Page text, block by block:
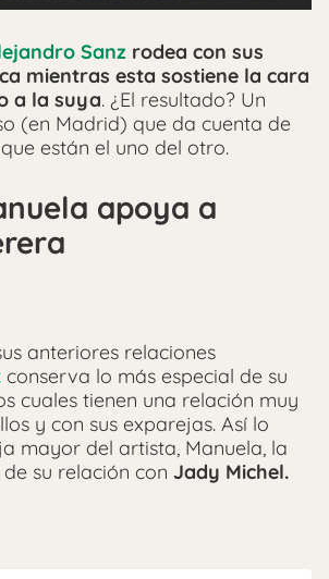
Sanz rodea con sus
mientras esta sostiene la cara
a la suya. ¿El resultado? Un
(en Madrid) que da cuenta de
están el uno del otro.
apoya a
anteriores relaciones
conserva lo más especial de su
cuales tienen una relación muy
y con sus exparejas. Así lo
mayor del artista, Manuela, la
su relación con Jady Michel.